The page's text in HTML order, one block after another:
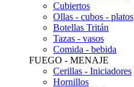
Cubiertos
Ollas - cubos - platos
Botellas Tritán
Tazas - vasos
Comida - bebida
FUEGO - MENAJE
Cerillas - Iniciadores
Hornillos